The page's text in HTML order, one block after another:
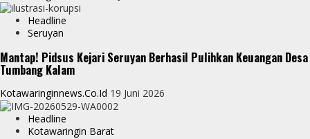
Headline
Seruyan
Mantap! Pidsus Kejari Seruyan Berhasil Pulihkan Keuangan Desa
Tumbang Kalam
Kotawaringinnews.co.id 19 Juni 2026
Headline
Kotawaringin Barat